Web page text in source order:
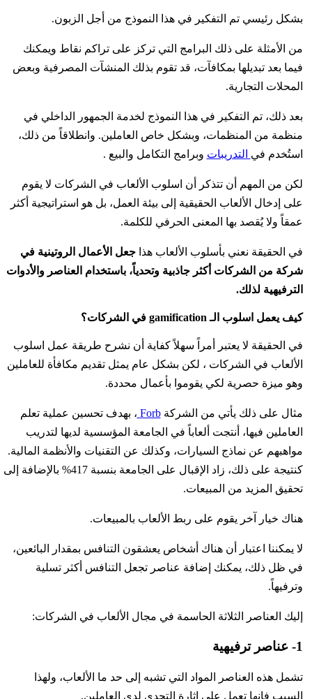
بشكل رئيسي تم التفكير في هذا النموذج من أجل الزبون.
من الأمثلة على ذلك البرامج التي تركز على تراكم نقاط ويمكنك
فيما بعد تبديلها بمكافآت، قد تقوم بذلك المنشآت المصرفية وبعض
المحلات التجارية.
بعد ذلك، تم التفكير في هذا النموذج لخدمة الجمهور الداخلي في
منظمة من المنظمات، وبشكل خاص العاملين. وانطلاقاً من ذلك،
استُخدم في التدريبات وبرامج التكامل والبيع .
لكن من المهم أن تتذكر أن اسلوب الألعاب في الشركات لا يقوم
على إدخال الألعاب الحقيقية إلى بيئة العمل، بل هو استراتيجية أكثر
عمقاً ولا يُقصد بها المعنى الحرفي للكلمة.
في الحقيقة نعني بأسلوب الألعاب هذاجعل الأعمال الروتينية في
شركة من الشركات أكثر جاذبية وتحدياً، باستخدام العناصر والأدوات
الترفيهية لذلك.
كيف يعمل اسلوب الـ gamification في الشركات؟
في الحقيقة لا يعتبر أمراً سهلاً كفاية أن نشرح طريقة عمل اسلوب
الألعاب في الشركات ، لكن بشكل عام يمثل تقديم مكافأة للعاملين
وهو ميزة حصرية لكي يقوموا بأعمال محددة.
مثال على ذلك يأتي من الشركةForb ، بهدف تحسين عملية تعلم
العاملين فيها، أنتجت ألعاباً في الجامعة المؤسسية لديها لتدريب
مواهبهم عن نماذج السيارات، وكذلك عن التقنيات والأنظمة المالية.
كنتيجة على ذلك، زاد الإقبال على الجامعة بنسبة 417% بالإضافة إلى
تحقيق المزيد من المبيعات.
هناك خيار آخر يقوم على ربط الألعاب بالمبيعات.
لا يمكننا اعتبار أن هناك أشخاص يعشقون التنافس بمقدار البائعين،
في ظل ذلك، يمكنك إضافة عناصر تجعل التنافس أكثر تسلية
وترفيهاً.
إليك العناصر الثلاثة الحاسمة في مجال الألعاب في الشركات:
1- عناصر ترفيهية
تشمل هذه العناصر المواد التي تشبه إلى حد ما الألعاب، ولهذا
السبب فإنها تعمل على إثارة التحدي لدى العاملين.